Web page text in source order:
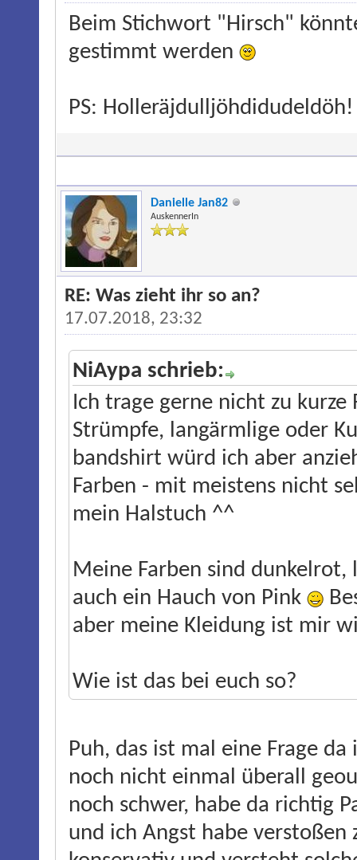
Beim Stichwort "Hirsch"
gestimmt werden
PS:
Danielle Jan82
AuskennerIn
RE: Was zieht ihr so an?
17.07.2018, 23:32
NiAypa schrieb:
Ich trage gerne nicht zu
Strümpfe, langärmlige oder
bandshirt würd ich aber
Farben - mit meistens nicht
mein Halstuch ^^
Meine Farben sind
auch ein Hauch von Pink
aber meine Kleidung ist mir
Wie ist das bei euch so?
Puh, das ist mal eine Frage
noch nicht einmal überall
noch schwer, habe da richtig
und ich Angst habe